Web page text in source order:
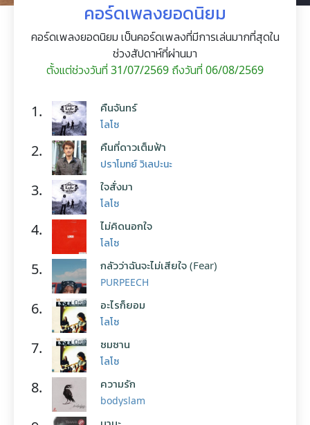
คอร์ดเพลงยอดนิยม
คอร์ดเพลงยอดนิยม เป็นคอร์ดเพลงที่มีการเล่นมากที่สุดใน
ช่วงสัปดาห์ที่ผ่านมา
ตั้งแต่ช่วงวันที่ 31/07/2569 ถึงวันที่ 06/08/2569
1. คืนจันทร์
โลโซ
2. คืนที่ดาวเต็มฟ้า
ปราโมทย์ วิเลปะนะ
3. ใจสั่งมา
โลโซ
4. ไม่คิดนอกใจ
โลโซ
5. กลัวว่าฉันจะไม่เสียใจ (Fear)
PURPEECH
6. อะไรก็ยอม
โลโซ
7. ซมซาน
โลโซ
8. ความรัก
bodyslam